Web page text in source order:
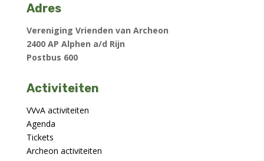
Adres
Vereniging Vrienden van Archeon
2400 AP Alphen a/d Rijn
Postbus 600
Activiteiten
VVvA activiteiten
Agenda
Tickets
Archeon activiteiten